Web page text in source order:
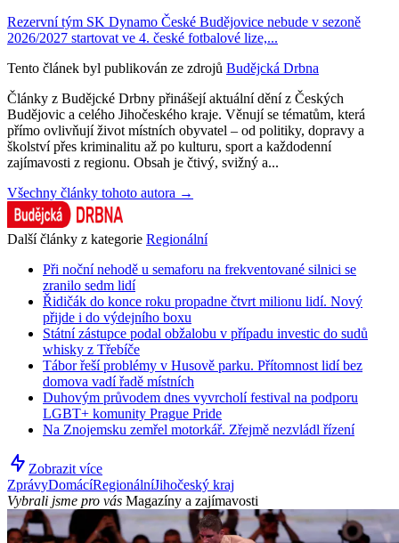
Rezervní tým SK Dynamo České Budějovice nebude v sezoně
2026/2027 startovat ve 4. české fotbalové lize,...
Tento článek byl publikován ze zdrojů Budějcká Drbna
Články z Budějcké Drbny přinášejí aktuální dění z Českých
Budějovic a celého Jihočeského kraje. Věnují se tématům, která
přímo ovlivňují život místních obyvatel – od politiky, dopravy a
školství přes kriminalitu až po kulturu, sport a každodenní
zajímavosti z regionu. Obsah je čtivý, svižný a...
Všechny články tohoto autora →
Další články z kategorie Regionální
Při noční nehodě u semaforu na frekventované silnici se
zranilo sedm lidí
Řidičák do konce roku propadne čtvrt milionu lidí. Nový
přijde i do výdejního boxu
Státní zástupce podal obžalobu v případu investic do sudů
whisky z Třebíče
Tábor řeší problémy v Husově parku. Přítomnost lidí bez
domova vadí řadě místních
Duhovým průvodem dnes vyvrcholí festival na podporu
LGBT+ komunity Prague Pride
Na Znojemsku zemřel motorkář. Zřejmě nezvládl řízení
Zobrazit více
ZprávyDomácíRegionálníJihočeský kraj
Vybrali jsme pro vás Magazíny a zajímavosti